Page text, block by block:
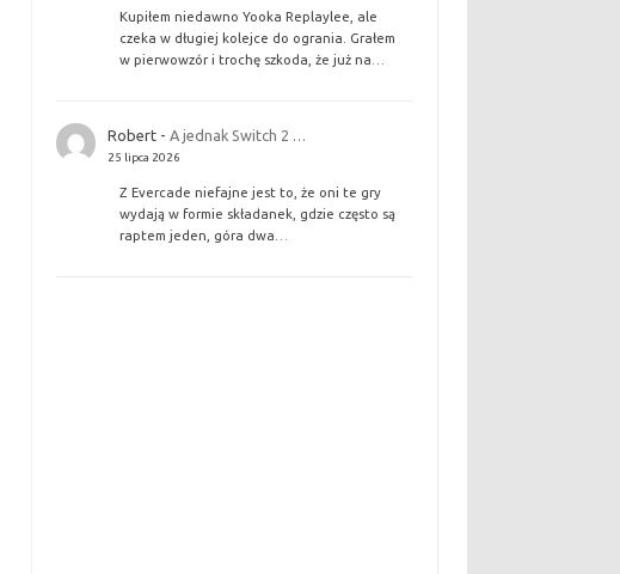
Kupiłem niedawno Yooka Replaylee, ale
czeka w długiej kolejce do ogrania. Grałem
w pierwowzór i trochę szkoda, że już na…
Robert- A jednak Switch 2 …
25 lipca 2026
Z Evercade niefajne jest to, że oni te gry
wydają w formie składanek, gdzie często są
raptem jeden, góra dwa…